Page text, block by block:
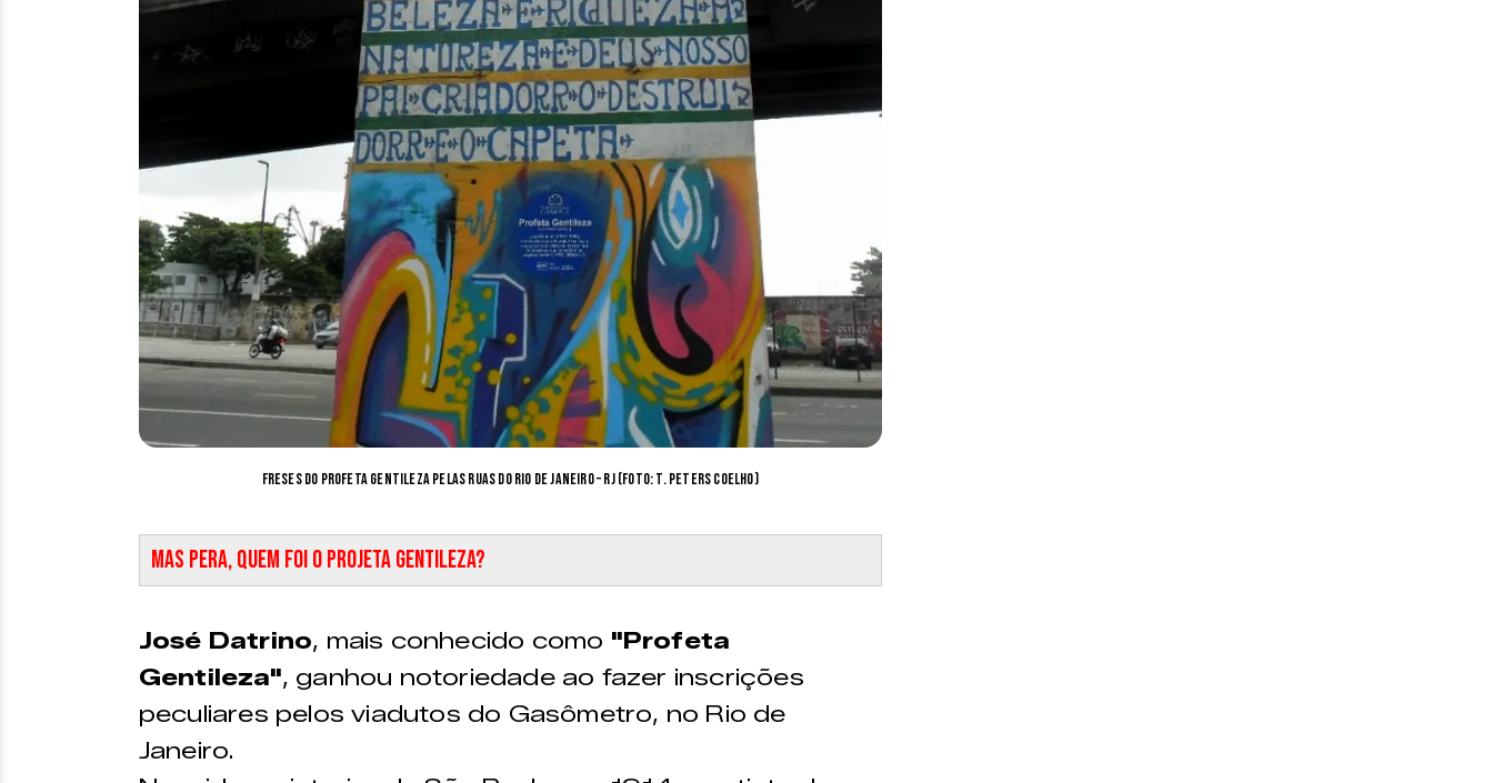
Freses do Profeta Gentileza pelas ruas do Rio de Janeiro – RJ (Foto: T. Peters Coelho)
Mas pera, quem foi o Projeta Gentileza?
José Datrino, mais conhecido como "Profeta
Gentileza", ganhou notoriedade ao fazer inscrições
peculiares pelos viadutos do Gasômetro, no Rio de
Janeiro.